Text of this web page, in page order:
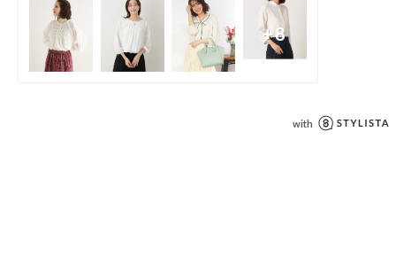
一枚で華やかさがあるので、シンプルなボトムと合わせるだけ
でコーディネートが完成します。
若干製品と画像のカラーが異なる場合もございます。